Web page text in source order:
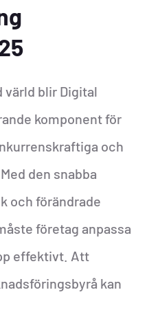
värld blir Digital
komponent för
och
den snabba
och förändrade
företag anpassa
effektivt. Att
kan